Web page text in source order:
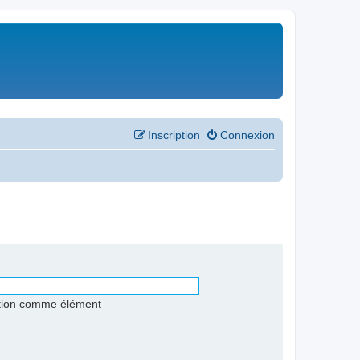
Connexion
Inscription
comme élément